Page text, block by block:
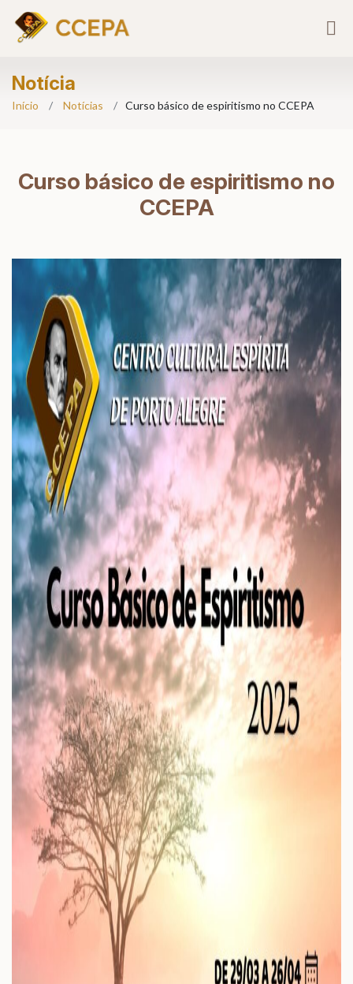
Notícia
Início Notícias Curso básico de espiritismo no CCEPA
Curso básico de espiritismo no
CCEPA